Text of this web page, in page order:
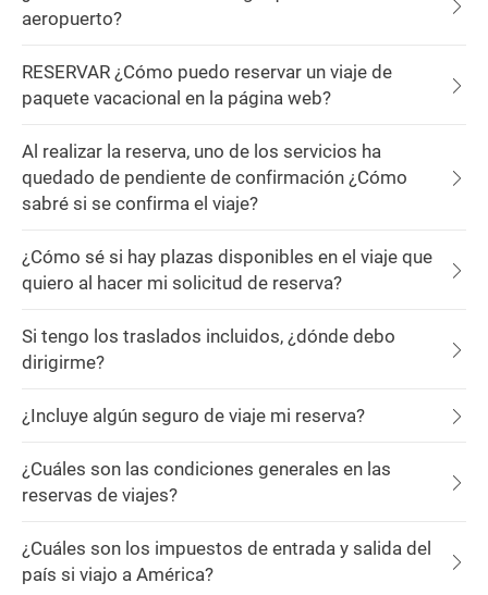
aeropuerto?
RESERVAR ¿Cómo puedo reservar un viaje de
paquete vacacional en la página web?
Al realizar la reserva, uno de los servicios ha
quedado de pendiente de confirmación ¿Cómo
sabré si se confirma el viaje?
¿Cómo sé si hay plazas disponibles en el viaje que
quiero al hacer mi solicitud de reserva?
Si tengo los traslados incluidos, ¿dónde debo
dirigirme?
¿Incluye algún seguro de viaje mi reserva?
¿Cuáles son las condiciones generales en las
reservas de viajes?
¿Cuáles son los impuestos de entrada y salida del
país si viajo a América?